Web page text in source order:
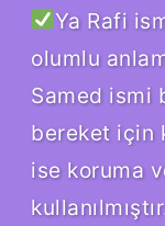
Ya Rafi
olumlu
Samed ismi
bereket için
ise koruma